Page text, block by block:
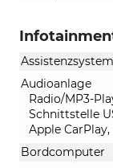
Audioanlage
Radio/MP3-
Schnittstelle
Apple
Bordcomputer